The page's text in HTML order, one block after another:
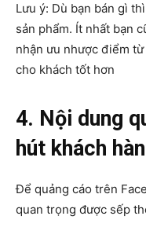
Lưu ý: Dù bạn bán gì
sản phẩm. Ít nhất bạn
nhận ưu nhược điểm
cho khách tốt hơn
4. Nội dung
hút khách
Để quảng cáo trên
quan trọng được sếp